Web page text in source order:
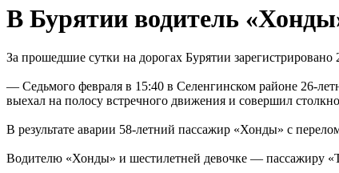
В Бурятии водитель
За прошедшие сутки на дорогах Бурятии
— Седьмого февраля в 15:40 в Селенгинском районе 26-
выехал на полосу встречного движения и совершил
В результате аварии 58-летний пассажир «Хонды» с
Водителю «Хонды» и шестилетней девочке — пассажиру